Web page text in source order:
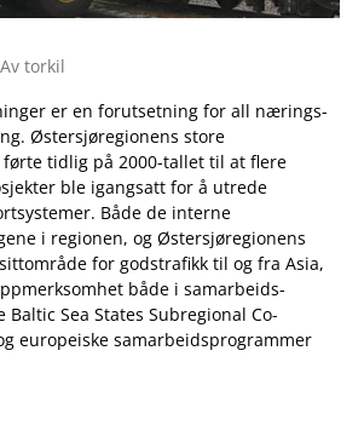
torkil
er en forutsetning for all nærings-
Østersjøregionens store
tidlig på 2000-tallet til at flere
ble igangsatt for å utrede
Både de interne
i regionen, og Østersjøregionens
for godstrafikk til og fra Asia,
både i samarbeids­
Baltic Sea States Subregional Co-
europeiske samarbeidsprogrammer